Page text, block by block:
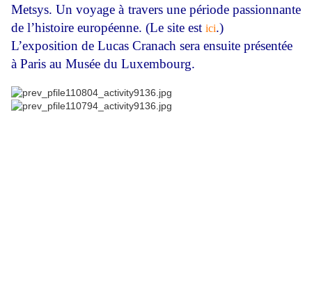
Metsys. Un voyage à travers une période passionnante
de l’histoire européenne. (Le site est ici.)
L’exposition de Lucas Cranach sera ensuite présentée
à Paris au Musée du Luxembourg.